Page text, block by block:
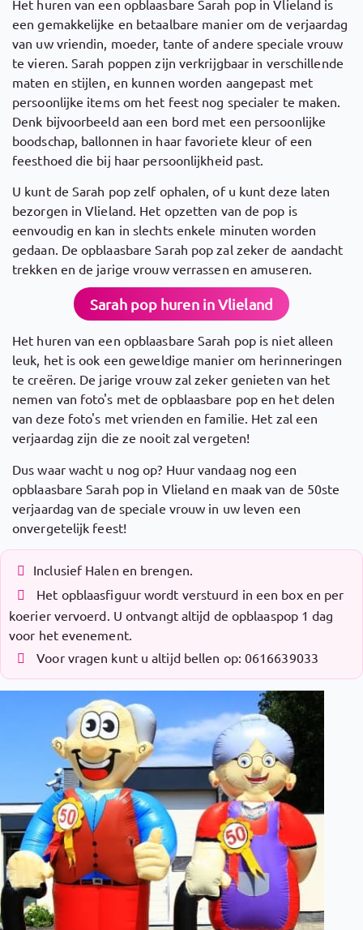
Het huren van een opblaasbare Sarah pop in Vlieland is
een gemakkelijke en betaalbare manier om de verjaardag
van uw vriendin, moeder, tante of andere speciale vrouw
te vieren. Sarah poppen zijn verkrijgbaar in verschillende
maten en stijlen, en kunnen worden aangepast met
persoonlijke items om het feest nog specialer te maken.
Denk bijvoorbeeld aan een bord met een persoonlijke
boodschap, ballonnen in haar favoriete kleur of een
feesthoed die bij haar persoonlijkheid past.
U kunt de Sarah pop zelf ophalen, of u kunt deze laten
bezorgen in Vlieland. Het opzetten van de pop is
eenvoudig en kan in slechts enkele minuten worden
gedaan. De opblaasbare Sarah pop zal zeker de aandacht
trekken en de jarige vrouw verrassen en amuseren.
Sarah pop huren in Vlieland
Het huren van een opblaasbare Sarah pop is niet alleen
leuk, het is ook een geweldige manier om herinneringen
te creëren. De jarige vrouw zal zeker genieten van het
nemen van foto's met de opblaasbare pop en het delen
van deze foto's met vrienden en familie. Het zal een
verjaardag zijn die ze nooit zal vergeten!
Dus waar wacht u nog op? Huur vandaag nog een
opblaasbare Sarah pop in Vlieland en maak van de 50ste
verjaardag van de speciale vrouw in uw leven een
onvergetelijk feest!
Inclusief Halen en brengen.
Het opblaasfiguur wordt verstuurd in een box en per
koerier vervoerd. U ontvangt altijd de opblaaspop 1 dag
voor het evenement.
Voor vragen kunt u altijd bellen op: 0616639033